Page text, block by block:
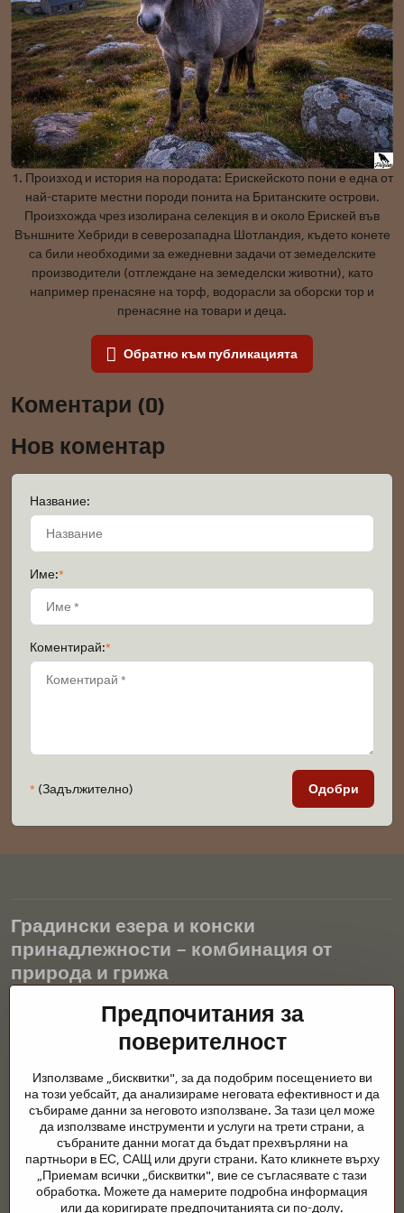
1. Произход и история на породата: Ерискейското пони е една от
най-старите местни породи понита на Британските острови.
Произхожда чрез изолирана селекция в и около Ерискей във
Външните Хебриди в северозападна Шотландия, където конете
са били необходими за ежедневни задачи от земеделските
производители (отглеждане на земеделски животни), като
например пренасяне на торф, водорасли за оборски тор и
пренасяне на товари и деца.
Обратно към публикацията
Коментари (0)
Нов коментар
Название:
Име:*
Коментирай:*
* (Задължително) Одобри
Градински езера и конски
принадлежности – комбинация от
природа и грижа
Градинските езера са красиво допълнение към всеки екстериор
и създават хармонична среда за релаксация и живот на водните
животни. Правилната технология, филтрацията и редовната
през цялата година. Също толкова важна е грижата за
животните, които са част от нашия живот.
Конете се нуждаят от висококачествени конски принадлежности,
правилно хранене и отговорни грижи, за да бъдат здрави, силни
и доволни. Независимо дали става въпрос за екипировка за
ездачи, развъдчици или любители на природата, целта е да се
създаде среда, която подкрепя естествения баланс,
Предпочитания за
поверителност
Използваме „бисквитки", за да подобрим посещението ви
на този уебсайт, да анализираме неговата ефективност и да
събираме данни за неговото използване. За тази цел може
да използваме инструменти и услуги на трети страни, а
събраните данни могат да бъдат прехвърляни на
партньори в ЕС, САЩ или други страни. Като кликнете върху
„Приемам всички „бисквитки", вие се съгласявате с тази
обработка. Можете да намерите подробна информация
или да коригирате предпочитанията си по-долу.